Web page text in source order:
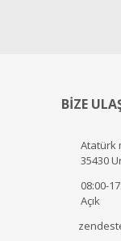
BİZE
Atatürk
35430
08:00-
Açık